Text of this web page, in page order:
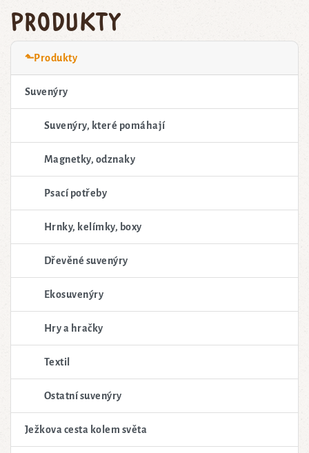
Produkty
⬑Produkty
Suvenýry
Suvenýry, které pomáhají
Magnetky, odznaky
Psací potřeby
Hrnky, kelímky, boxy
Dřevěné suvenýry
Ekosuvenýry
Hry a hračky
Textil
Ostatní suvenýry
Ježkova cesta kolem světa